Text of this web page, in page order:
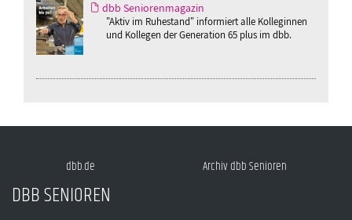
dbb Seniorenmagazin
"Aktiv im Ruhestand" informiert alle Kolleginnen
und Kollegen der Generation 65 plus im dbb.
dbb.de Archiv dbb Senioren
DBB SENIOREN